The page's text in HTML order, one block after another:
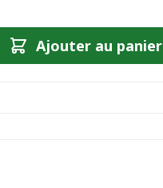
Ajouter au panier